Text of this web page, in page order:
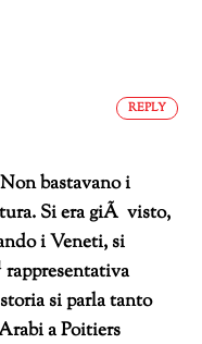
bastavano i
Si era giÃ visto,
i Veneti, si
si parla tanto
a Poitiers
REPLY